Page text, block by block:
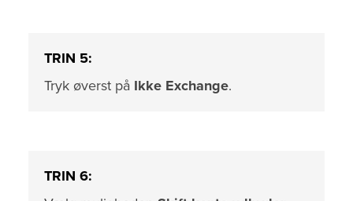
TRIN 5:
Tryk øverst på Ikke Exchange.
TRIN 6: